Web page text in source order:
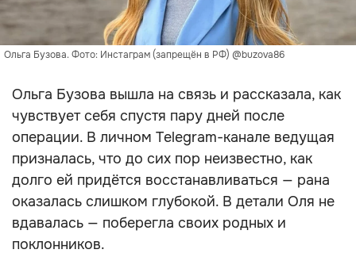
Ольга Бузова. Фото: Инстаграм (запрещён в РФ) @buzova86
Ольга Бузова вышла на связь и рассказала, как
чувствует себя спустя пару дней после
операции. В личном Telegram-канале ведущая
призналась, что до сих пор неизвестно, как
долго ей придётся восстанавливаться — рана
оказалась слишком глубокой. В детали Оля не
вдавалась — поберегла своих родных и
поклонников.